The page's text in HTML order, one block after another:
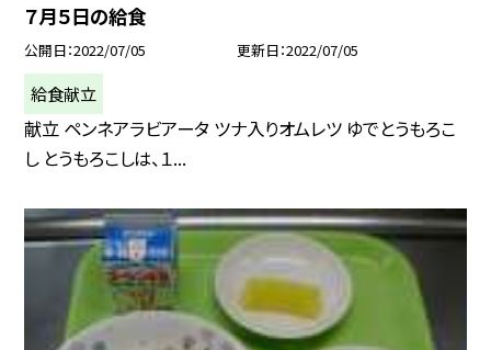
７月５日の給食
公開日 2022/07/05 更新日 2022/07/05
給食献立
献立 ペンネアラビアータ ツナ入りオムレツ ゆでとうもろこ
し とうもろこしは、１...